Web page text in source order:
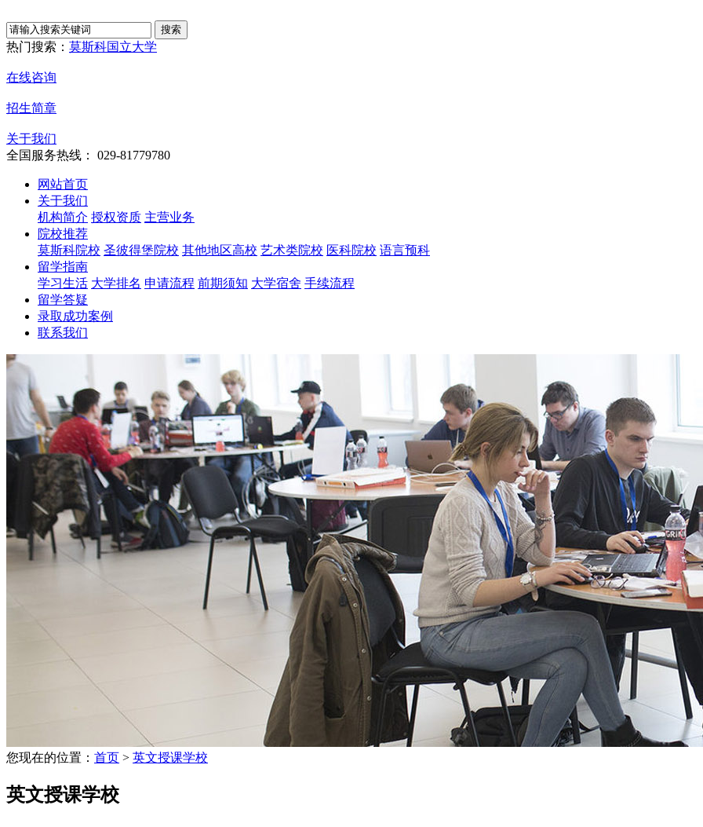
热门搜索： 莫斯科国立大学
在线咨询
招生简章
关于我们
全国服务热线： 029-81779780
网站首页
关于我们
机构简介 授权资质 主营业务
院校推荐
莫斯科院校 圣彼得堡院校 其他地区高校 艺术类院校 医科院校 语言预科
留学指南
学习生活 大学排名 申请流程 前期须知 大学宿舍 手续流程
留学答疑
录取成功案例
联系我们
您现在的位置： 首页 > 英文授课学校
英文授课学校